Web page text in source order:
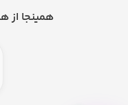
همینجا از